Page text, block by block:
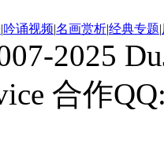
|吟诵视频|名画赏析|经典专题|
2025
合作